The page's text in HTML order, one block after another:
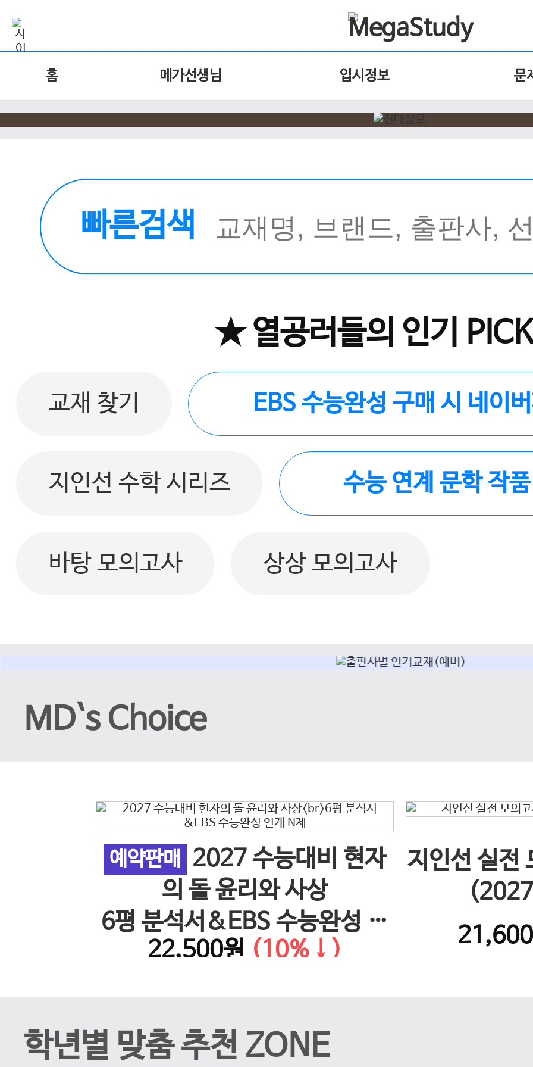
홈 메가선생님 입시정보 문
빠른검색
★ 열공러들의 인기
교재 찾기 EBS 수능완성 구매 시 네이
지인선 수학 시리즈 수능 연계 문학 작
바탕 모의고사 상상 모의고사
MD`s Choice
예약판매
2027 수능대비 현자
의 돌 윤리와 사상
6평 분석서&EBS 수능완성 연
계 N제
22,500원 (10%↓)
지인선 실전
학년별 맞춤 추천 ZONE